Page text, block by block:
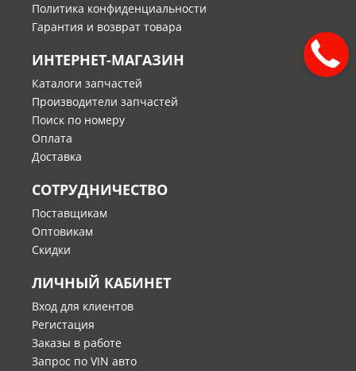
Политика конфиденциальности
Гарантия и возврат товара
ИНТЕРНЕТ-МАГАЗИН
Каталоги запчастей
Производители запчастей
Поиск по номеру
Оплата
Доставка
СОТРУДНИЧЕСТВО
Поставщикам
Оптовикам
Скидки
ЛИЧНЫЙ КАБИНЕТ
Вход для клиентов
Регистация
Заказы в работе
Запрос по VIN авто